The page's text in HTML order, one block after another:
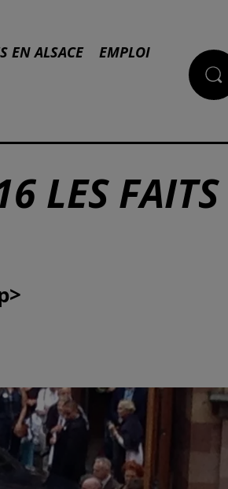
EN ALSACE EMPLOI
LES FAITS